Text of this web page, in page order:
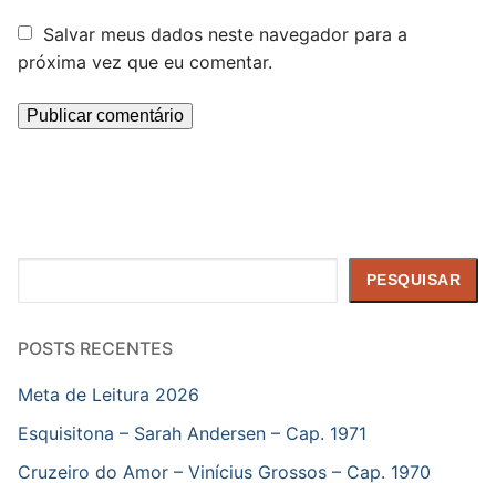
Salvar meus dados neste navegador para a
próxima vez que eu comentar.
PESQUISAR
POSTS RECENTES
Meta de Leitura 2026
Esquisitona – Sarah Andersen – Cap. 1971
Cruzeiro do Amor – Vinícius Grossos – Cap. 1970